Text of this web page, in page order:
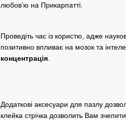
любов’ю на Прикарпатті.
Проведіть час із користю, адже
позитивно впливає на мозок та
концентрація.
Додаткові аксесуари для пазлу
клейка стрічка дозволить Вам